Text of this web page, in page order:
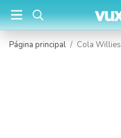
Página principal / Cola Willies